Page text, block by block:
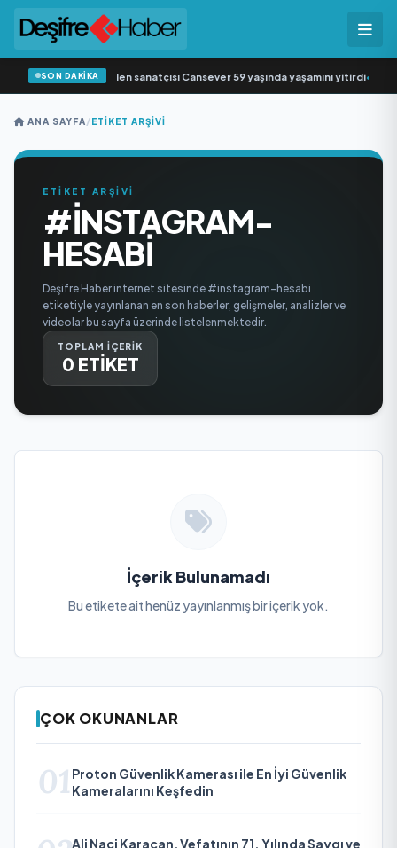
SON DAKİKA
Arabesk müziğin sevilen sanatçısı Cansever 59 yaşında yaşamını yitirdi•
ANA SAYFA/ETIKET ARŞIVI
ETİKET ARŞİVİ
#INSTAGRAM-
HESABI
Deşifre Haber internet sitesinde #instagram-hesabi
etiketiyle yayınlanan en son haberler, gelişmeler, analizler ve
videolar bu sayfa üzerinde listelenmektedir.
TOPLAM İÇERİK
0 ETİKET
İçerik Bulunamadı
Bu etikete ait henüz yayınlanmış bir içerik yok.
ÇOK OKUNANLAR
01 Proton Güvenlik Kamerası ile En İyi Güvenlik
Kameralarını Keşfedin
Ali Naci Karacan, Vefatının 71. Yılında Saygı ve